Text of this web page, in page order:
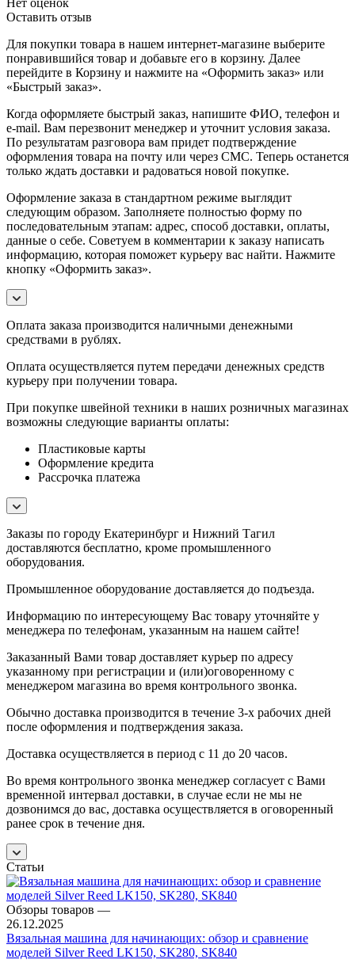
Оставить отзыв
Для покупки товара в нашем интернет-магазине выберите
понравившийся товар и добавьте его в корзину. Далее
перейдите в Корзину и нажмите на «Оформить заказ» или
«Быстрый заказ».
Когда оформляете быстрый заказ, напишите ФИО, телефон и
e-mail. Вам перезвонит менеджер и уточнит условия заказа.
По результатам разговора вам придет подтверждение
оформления товара на почту или через СМС. Теперь останется
только ждать доставки и радоваться новой покупке.
Оформление заказа в стандартном режиме выглядит
следующим образом. Заполняете полностью форму по
последовательным этапам: адрес, способ доставки, оплаты,
данные о себе. Советуем в комментарии к заказу написать
информацию, которая поможет курьеру вас найти. Нажмите
кнопку «Оформить заказ».
Оплата заказа производится наличными денежными
средствами в рублях.
Оплата осуществляется путем передачи денежных средств
курьеру при получении товара.
При покупке швейной техники в наших розничных магазинах
возможны следующие варианты оплаты:
Пластиковые карты
Оформление кредита
Рассрочка платежа
Заказы по городу Екатеринбург и Нижний Тагил
доставляются бесплатно, кроме промышленного
оборудования.
Промышленное оборудование доставляется до подъезда.
Информацию по интересующему Вас товару уточняйте у
менеджера по телефонам, указанным на нашем сайте!
Заказанный Вами товар доставляет курьер по адресу
указанному при регистрации и (или)оговоренному с
менеджером магазина во время контрольного звонка.
Обычно доставка производится в течение 3-х рабочих дней
после оформления и подтверждения заказа.
Доставка осуществляется в период с 11 до 20 часов.
Во время контрольного звонка менеджер согласует с Вами
временной интервал доставки, в случае если не мы не
дозвонимся до вас, доставка осуществляется в оговоренный
ранее срок в течение дня.
Статьи
Обзоры товаров —
26.12.2025
Вязальная машина для начинающих: обзор и сравнение
моделей Silver Reed LK150, SK280, SK840